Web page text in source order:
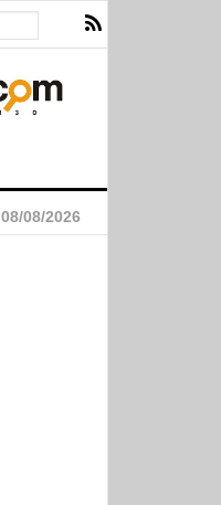
08/08/2026